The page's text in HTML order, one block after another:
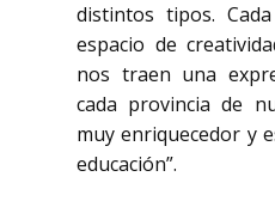
distintos tipos.
espacio de
nos traen una
cada provincia de
muy enriquecedor y
educación”.